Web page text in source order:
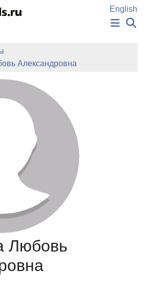
English
ИЗДАНИЯ
АВТОРЫ
РУКОПИСЬ
БАЗА ЗНАНИЙ
СЛОВА
Александровна
Любовь